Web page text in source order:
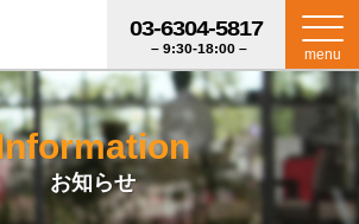
menu
03-6304-5817
– 9:30-18:00 –
お知らせ